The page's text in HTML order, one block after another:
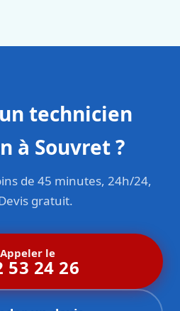
technicien
à Souvret ?
de 45 minutes, 24h/24,
gratuit.
Appeler le
53 24 26